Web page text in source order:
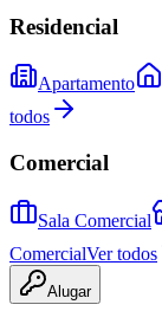
Residencial
Apartamento
todos
Comercial
Sala Comercial
ComercialVer todos
Alugar